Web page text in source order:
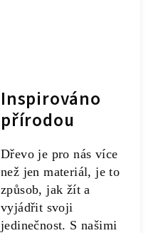
Inspirováno
přírodou
Dřevo je pro nás více
než jen materiál, je to
způsob, jak žít a
vyjádřit svoji
jedinečnost. S našimi